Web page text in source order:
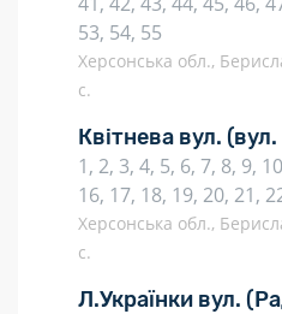
53, 54, 55
Херсонська обл.,
с.
Квітнева вул. (вул.
1, 2, 3, 4, 5, 6, 7, 8, 9,
16, 17, 18, 19, 20, 21,
Херсонська обл.,
с.
Л.Українки вул.